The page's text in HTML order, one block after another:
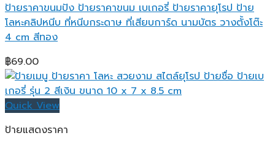
ป้ายราคาขนมปัง ป้ายราคาขนม เบเกอรี่ ป้ายราคายุโรป ป้าย
โลหะคลิปหนีบ ที่หนีบกระดาษ ที่เสียบการ์ด นามบัตร วางตั้งโต๊ะ
4 cm สีทอง
฿69.00
Quick View
ป้ายแสดงราคา